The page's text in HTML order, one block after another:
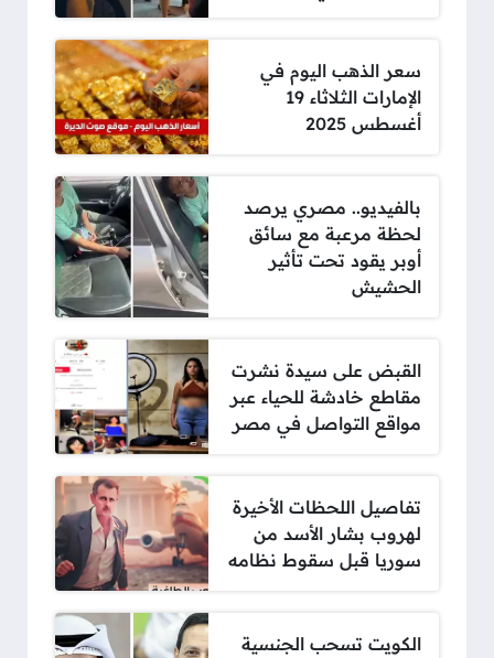
سعر الذهب اليوم في
الإمارات الثلاثاء 19
أغسطس 2025
بالفيديو.. مصري يرصد
لحظة مرعبة مع سائق
أوبر يقود تحت تأثير
الحشيش
القبض على سيدة نشرت
مقاطع خادشة للحياء عبر
مواقع التواصل في مصر
تفاصيل اللحظات الأخيرة
لهروب بشار الأسد من
سوريا قبل سقوط نظامه
الكويت تسحب الجنسية